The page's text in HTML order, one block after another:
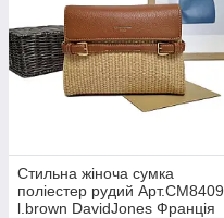
Стильна жіноча сумка
поліестер рудий Арт.CM8409
l.brown DavidJones Франція